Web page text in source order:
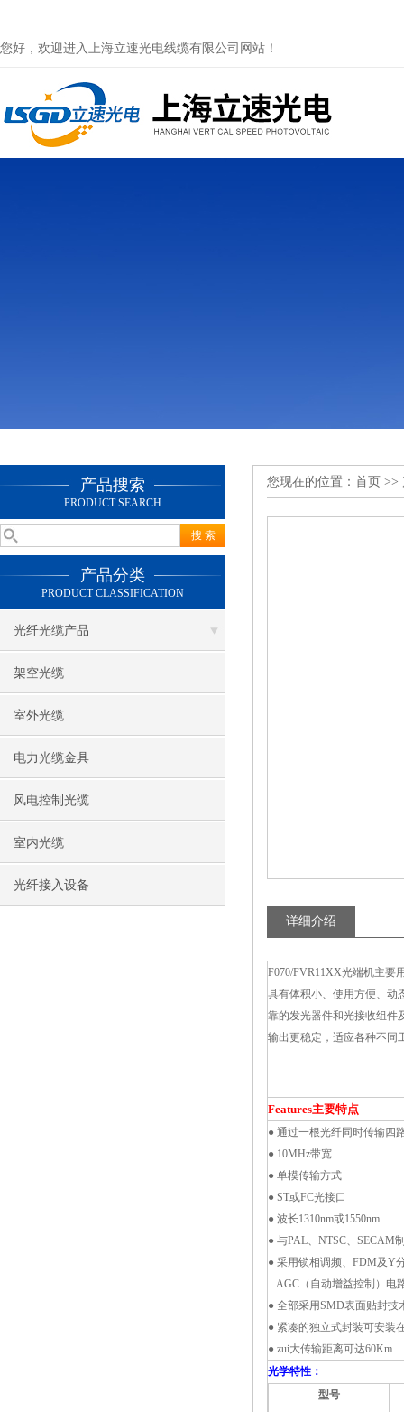
您好，欢迎进入上海立速光电线缆有限公司网站！
产品搜索
PRODUCT SEARCH
产品分类
PRODUCT CLASSIFICATION
光纤光缆产品
架空光缆
室外光缆
电力光缆金具
风电控制光缆
室内光缆
光纤接入设备
您现在的位置： 首页 >>
详细介绍
F070/FVR11XX光端机主要
具有体积小、使用方便、动
靠的发光器件和光接收组件
输出更稳定，适应各种不同
Features主要特点
● 通过一根光纤同时传输四
● 10MHz带宽
● 单模传输方式
● ST或FC光接口
● 波长1310nm或1550nm
● 与PAL、NTSC、SECAM
● 采用锁相调频、FDM及
AGC（自动增益控制）电
● 全部采用SMD表面贴封技
● 紧凑的独立式封装可安装
● zui大传输距离可达60Km
光学特性：
型号